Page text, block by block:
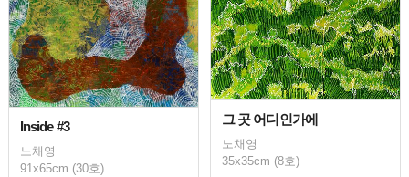
Inside #3
노채영
91x65cm (30호)
그 곳 어디인가에
노채영
35x35cm (8호)